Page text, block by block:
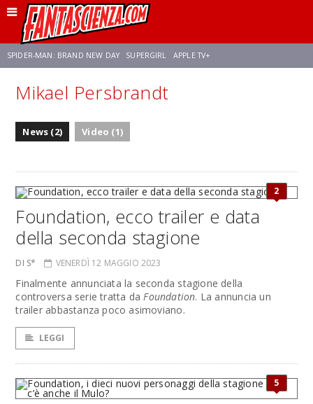
SPIDER-MAN: BRAND NEW DAY SUPERGIRL APPLE TV+
FRANCO RICCIARDIELLO ZENDAYA STAR TREK
Mikael Persbrandt
News (2) Video (1)
2
Foundation, ecco trailer e data
della seconda stagione
DI S* VENERDÌ 12 MAGGIO 2023
Finalmente annunciata la seconda stagione della
controversa serie tratta daFoundation. La annuncia un
trailer abbastanza poco asimoviano.
LEGGI
5